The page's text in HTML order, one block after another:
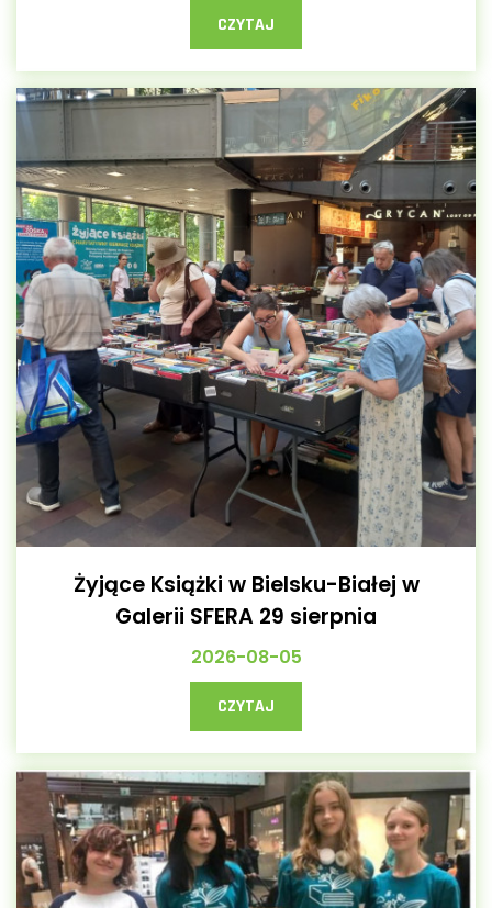
CZYTAJ
Żyjące Książki w Bielsku-Białej w
Galerii SFERA 29 sierpnia
2026-08-05
CZYTAJ